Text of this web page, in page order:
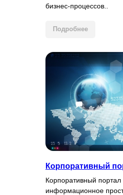
бизнес-процессов..
Подробнее
Корпоративный
Корпоративный портал
информационное